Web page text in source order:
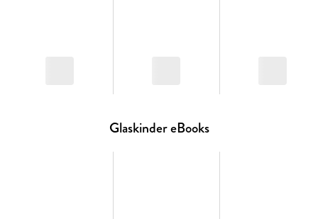
Glaskinder eBooks